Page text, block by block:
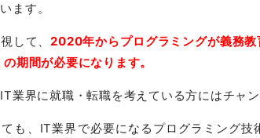
ます。
して、2020年からプログラミングが義務
期間が必要になります。
業界に就職・転職を考えている方にはチャン
も、IT業界で必要になるプログラミング